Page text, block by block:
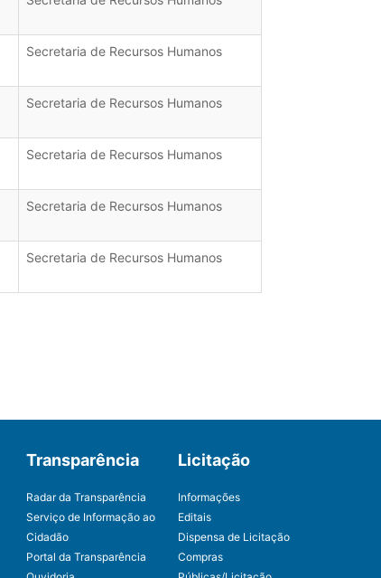
Secretaria de Recursos Humanos
Secretaria de Recursos Humanos
Secretaria de Recursos Humanos
Secretaria de Recursos Humanos
Secretaria de Recursos Humanos
Transparência
Radar da Transparência
Serviço de Informação ao
Cidadão
Portal da Transparência
Licitação
Informações
Editais
Dispensa de Licitação
Compras